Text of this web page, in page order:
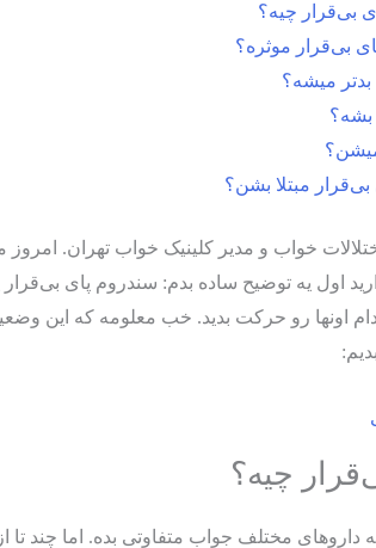
بی‌قرار چیه؟
بی‌قرار موثره؟
میشه؟
بشه؟
مبتلا بشن؟
خواب و مدیر کلینیک خواب تهران. امروز
اول یه توضیح ساده بدم: سندروم پای
اونها رو حرکت بدید. خب معلومه که این
چیه؟
مختلف جواب متفاوتی بده. اما چند تا از